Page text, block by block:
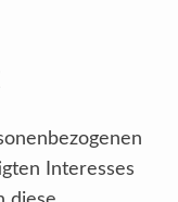
Interesses